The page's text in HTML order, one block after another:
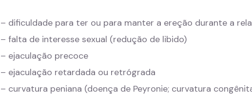
– dificuldade para ter ou para manter a ereção durante a
– falta de interesse sexual (redução de libido)
– ejaculação precoce
– ejaculação retardada ou retrógrada
– curvatura peniana (doença de Peyronie; curvatura